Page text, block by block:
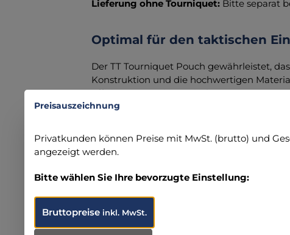
Lieferung ohne Tourniquet: Bitte separat
Optimal für den taktischen
Der TT Tourniquet Pouch gewährleistet,
Konstruktion und die hochwertigen
Effizienz angewiesen sind.
Statten Sie sich mit dem TT Tourniquet
Angaben zum Hersteller
TATONKA GmbH
Robert-Bosch-Str. 3
86453 Dasing, Deutschland
+49 (82 05) 96 02-0
Preisauszeichnung
Privatkunden können Preise mit MwSt. (brutto) und
angezeigt werden.
Bitte wählen Sie Ihre bevorzugte Einstellung:
Bruttopreise inkl. MwSt.